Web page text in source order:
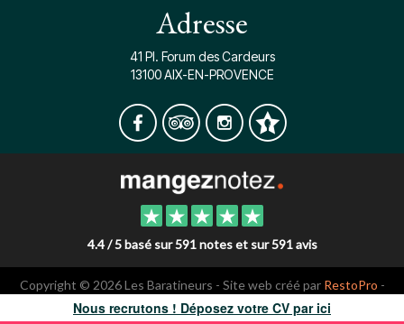
Adresse
41 Pl. Forum des Cardeurs
13100 AIX-EN-PROVENCE
4.4 / 5 basé sur 591 notes et sur 591 avis
Copyright © 2026 Les Baratineurs - Site web créé par RestoPro -
mentions légales
Nous recrutons ! Déposez votre CV par ici